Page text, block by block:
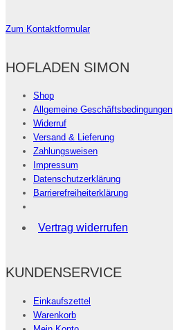
Zum Kontaktformular
HOFLADEN SIMON
Shop
Allgemeine Geschäftsbedingungen
Widerruf
Versand & Lieferung
Zahlungsweisen
Impressum
Datenschutzerklärung
Barrierefreiheiterklärung
Vertrag widerrufen
KUNDENSERVICE
Einkaufszettel
Warenkorb